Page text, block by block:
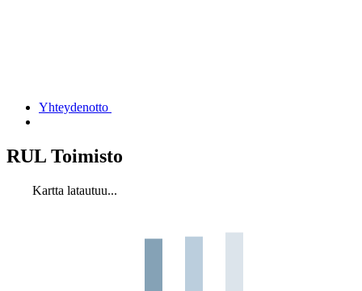
Yhteydenotto
RUL Toimisto
Kartta latautuu...